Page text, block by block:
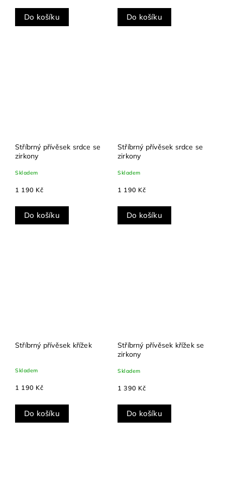
Do košíku Do košíku
Stříbrný přívěsek srdce se
zirkony
Skladem
1 190 Kč
Do košíku
Stříbrný přívěsek srdce se
zirkony
Skladem
1 190 Kč
Do košíku
Stříbrný přívěsek křížek
Skladem
1 190 Kč
Do košíku
Stříbrný přívěsek křížek se
zirkony
Skladem
1 390 Kč
Do košíku